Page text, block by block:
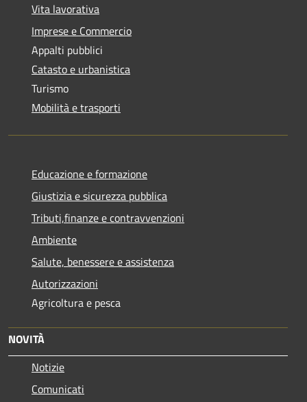
Vita lavorativa
Imprese e Commercio
Appalti pubblici
Catasto e urbanistica
Turismo
Mobilità e trasporti
Educazione e formazione
Giustizia e sicurezza pubblica
Tributi,finanze e contravvenzioni
Ambiente
Salute, benessere e assistenza
Autorizzazioni
Agricoltura e pesca
NOVITÀ
Notizie
Comunicati